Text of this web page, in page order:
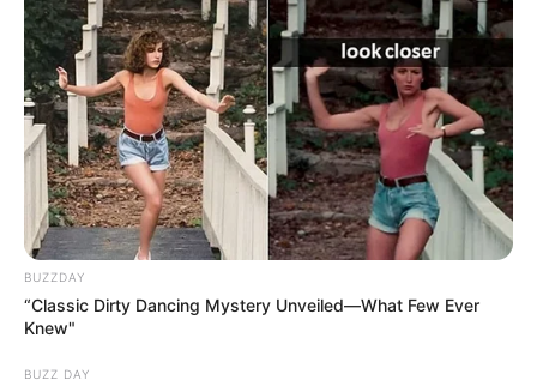
BUZZDAY
“Classic Dirty Dancing Mystery Unveiled—What Few Ever
Knew"
BUZZ DAY